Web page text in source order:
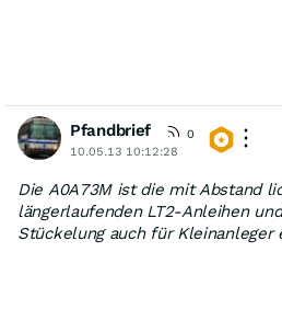
Pfandbrief
0
10.05.13 10:12:28
Die A0A73M ist die mit Abstand
längerlaufenden LT2-Anleihen
Stückelung auch für Kleinanleger